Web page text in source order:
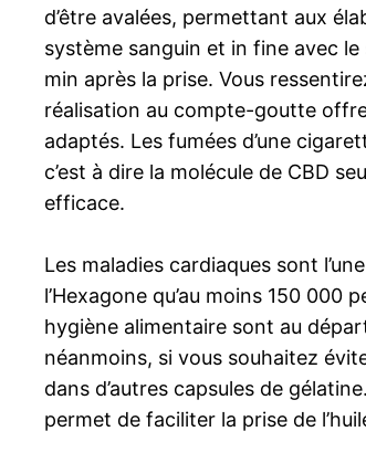
d’être avalées, permettant aux
système sanguin et in fine avec
min après la prise. Vous
réalisation au compte-goutte
adaptés. Les fumées d’une
c’est à dire la molécule de CBD
efficace.
Les maladies cardiaques sont
l’Hexagone qu’au moins 150
hygiène alimentaire sont au
néanmoins, si vous souhaitez
dans d’autres capsules de
permet de faciliter la prise de